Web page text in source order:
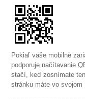
Pokiaľ vaše mobilné
podporuje načítavanie
stačí, keď zosnímate
stránku máte vo svojom